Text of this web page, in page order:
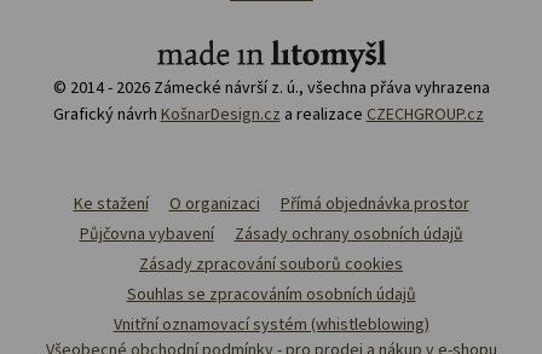
© 2014 - 2026 Zámecké návrší z. ú., všechna přáva vyhrazena
Grafický návrh KošnarDesign.cz a realizace CZECHGROUP.cz
Ke stažení O organizaci
Přímá objednávka prostor
Půjčovna vybavení
Zásady ochrany osobních údajů
Zásady zpracování souborů cookies
Souhlas se zpracováním osobních údajů
Vnitřní oznamovací systém (whistleblowing)
Všeobecné obchodní podmínky - pro prodej a nákup v e-shopu